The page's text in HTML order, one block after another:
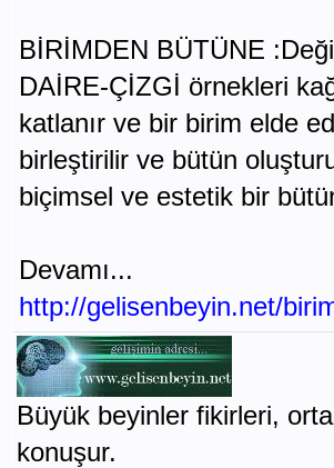
BİRİMDEN BÜTÜNE
DAİRE-ÇİZGİ örnekleri
katlanır ve bir birim elde
birleştirilir ve bütün
biçimsel ve estetik bir
Devamı...
http://gelisenbeyin.net/
Büyük beyinler fikirleri,
konuşur.